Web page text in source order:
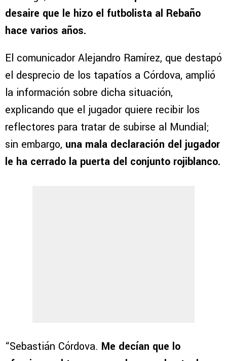
desaire que le hizo el futbolista al Rebaño
hace varios años.
El comunicador Alejandro Ramírez, que destapó
el desprecio de los tapatíos a Córdova, amplió
la información sobre dicha situación,
explicando que el jugador quiere recibir los
reflectores para tratar de subirse al Mundial;
sin embargo, una mala declaración del jugador
le ha cerrado la puerta del conjunto rojiblanco.
“Sebastián Córdova. Me decían que lo